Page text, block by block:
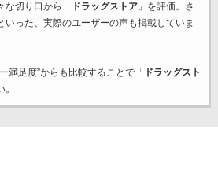
な切り口から「 ドラッグストア」を評価。さ
いった、実際のユーザーの声も掲載していま
満足度”からも比較することで「
ドラッグスト